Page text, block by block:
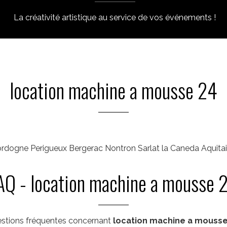
La créativité artistique au service de vos événements !
location machine a mousse 24
Perigueux Bergerac Nontron Sarlat la Caneda
- location machine a mousse
fréquentes concernant location machine a